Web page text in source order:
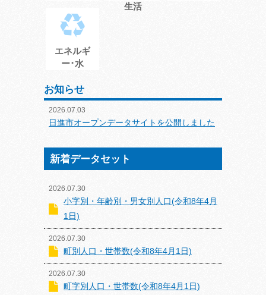
生活
エネルギ
ー･水
お知らせ
2026.07.03
日進市オープンデータサイトを公開しました
新着データセット
2026.07.30
小字別・年齢別・男女別人口(令和8年4月
1日)
2026.07.30
町別人口・世帯数(令和8年4月1日)
2026.07.30
町字別人口・世帯数(令和8年4月1日)